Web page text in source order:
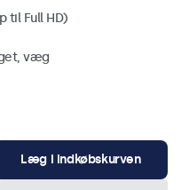
til Full HD)
væg
Læg i indkøbskurven